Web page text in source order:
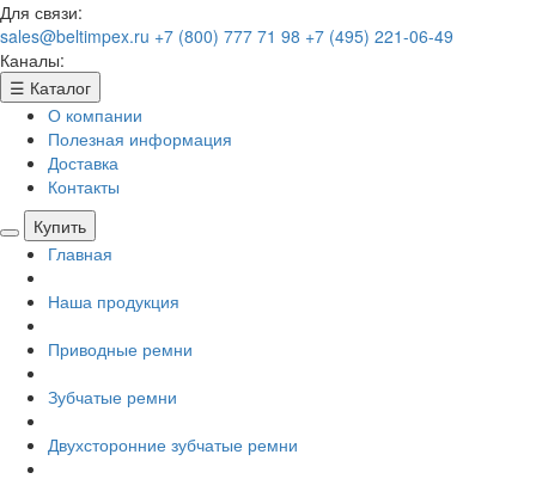
Для связи:
sales@beltimpex.ru +7 (800) 777 71 98 +7 (495) 221-06-49
Каналы:
☰ Каталог
О компании
Полезная информация
Доставка
Контакты
Купить
Главная
Наша продукция
Приводные ремни
Зубчатые ремни
Двухсторонние зубчатые ремни